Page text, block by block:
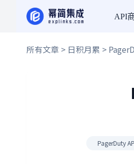
API
所有文章 > 日积月累 >
PagerDuty